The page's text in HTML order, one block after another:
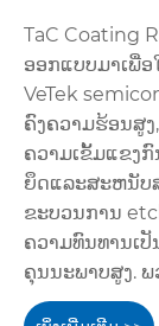
TaC Coating
ອອກແບບມາເພື່
VeTek
ຄົງຄວາມຮ້ອນສູ
ຄວາມເຂັ້ມແຂງ
ຍຶດແລະສະຫນັບ
ຂະບວນການ
ຄວາມທົນທານເ
ຄຸນນະພາບສູງ. ພ